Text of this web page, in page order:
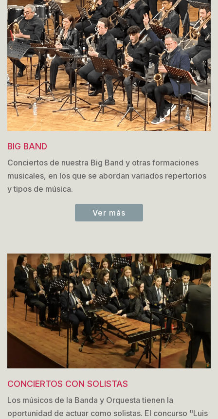
BIG BAND
Conciertos de nuestra Big Band y otras formaciones
musicales, en los que se abordan variados repertorios
y tipos de música.
Ver más
CONCIERTOS CON SOLISTAS
Los músicos de la Banda y Orquesta tienen la
oportunidad de actuar como solistas. El concurso "Luis